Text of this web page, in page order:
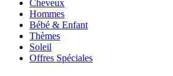
Cheveux
Hommes
Bébé & Enfant
Thèmes
Soleil
Offres Spéciales